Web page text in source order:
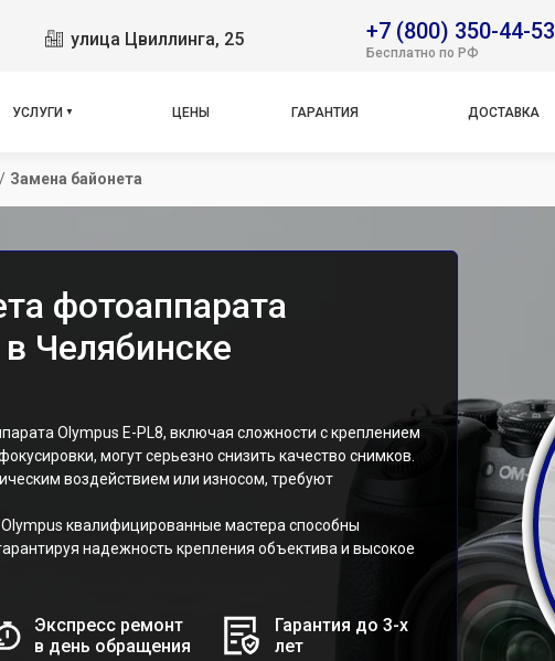
улица Цвиллинга, 25 +7 (800) 350-44-53
Бесплатно по РФ
УСЛУГИ ЦЕНЫ ГАРАНТИЯ ДОСТАВКА
/ Замена байонета
фотоаппарата
Челябинске
Olympus E-PL8, включая сложности с креплением
могут серьезно снизить качество снимков.
воздействием или износом, требуют
квалифицированные мастера способны
надежность крепления объектива и высокое
Экспресс ремонт
в день обращения
Гарантия до 3-х
лет